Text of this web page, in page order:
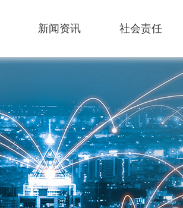
新闻资讯 社会责任